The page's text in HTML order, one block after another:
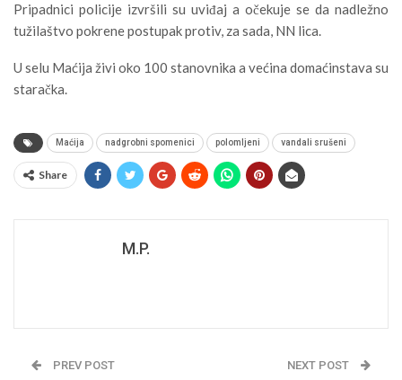
Pripadnici policije izvršili su uviđaj a očekuje se da nadležno
tužilaštvo pokrene postupak protiv, za sada, NN lica.
U selu Maćija živi oko 100 stanovnika a većina domaćinstava su
staračka.
Maćija nadgrobni spomenici polomljeni vandali srušeni
Share
M.P.
PREV POST NEXT POST